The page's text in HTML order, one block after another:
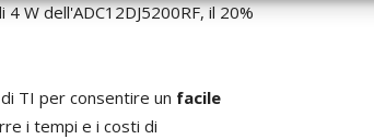
W dell'ADC12DJ5200RF, il 20%
di TI per consentire un facile
i tempi e i costi di